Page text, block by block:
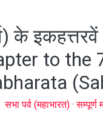
के
to the
सभा पर्व (महाभारत) ·सम्पूर्ण